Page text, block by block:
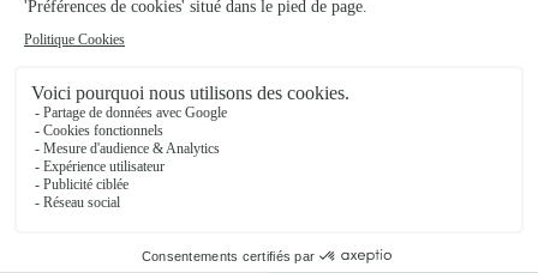
Très belle plante envoyée…
Très belle plante envoyée soigneusement. Je suis ravie de
monstera
19/02/2026